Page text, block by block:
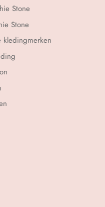
Stone
Stone
kledingmerken